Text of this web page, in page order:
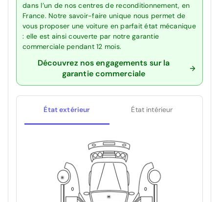
dans l’un de nos centres de reconditionnement, en
France. Notre savoir-faire unique nous permet de
vous proposer une voiture en parfait état mécanique
: elle est ainsi couverte par notre garantie
commerciale pendant 12 mois.
Découvrez nos engagements sur la
garantie commerciale
État extérieur État intérieur